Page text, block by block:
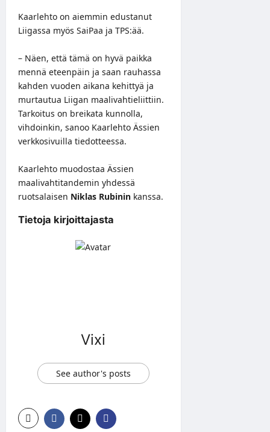
Kaarlehto on aiemmin edustanut
Liigassa myös SaiPaa ja TPS:ää.
– Näen, että tämä on hyvä paikka
mennä eteenpäin ja saan rauhassa
kahden vuoden aikana kehittyä ja
murtautua Liigan maalivahtieliittiin.
Tarkoitus on breikata kunnolla,
vihdoinkin, sanoo Kaarlehto Ässien
verkkosivuilla tiedotteessa.
Kaarlehto muodostaa Ässien
maalivahtitandemin yhdessä
ruotsalaisen Niklas Rubinin kanssa.
Tietoja kirjoittajasta
Vixi
See author's posts